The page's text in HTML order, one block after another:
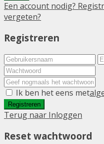
Een account nodig?
vergeten?
Registreren
Ik ben het eens met
Registreren
Terug naar Inloggen
Reset wachtwoord